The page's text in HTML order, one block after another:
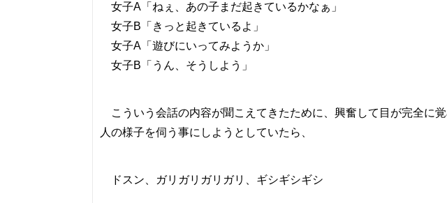
女子A「ねぇ、あの子まだ起きているかなぁ」
女子B「きっと起きているよ」
女子A「遊びにいってみようか」
女子B「うん、そうしよう」
こういう会話の内容が聞こえてきたために、興奮して目が完全に
人の様子を伺う事にしようとしていたら、
ドスン、ガリガリガリガリ、ギシギシギシ